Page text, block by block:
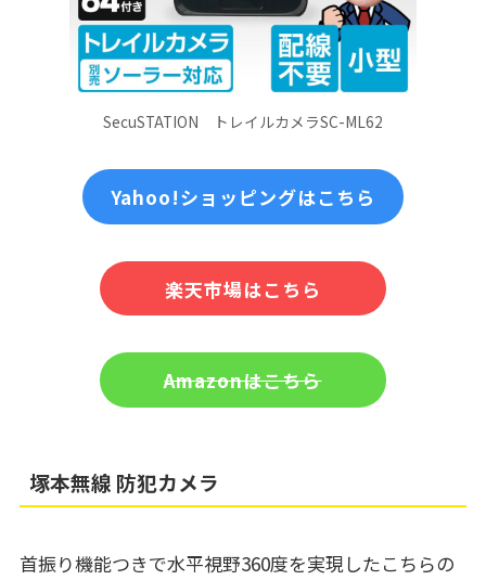
SecuSTATION トレイルカメラSC-ML62
Yahoo!ショッピングはこちら
楽天市場はこちら
Amazonはこちら
塚本無線 防犯カメラ
首振り機能つきで水平視野360度を実現したこちらの